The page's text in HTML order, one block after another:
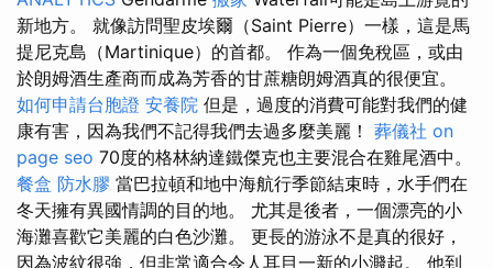
新地方。 就像訪問聖皮埃爾（Saint Pierre）一樣，這是馬
提尼克島（Martinique）的首都。 作為一個免稅區，或由
於朗姆酒生產商而成為芳香的甘蔗糖朗姆酒真的很便宜。
如何申請台胞證 安養院 但是，過度的消費可能對我們的健
康有害，因為我們不記得我們去過多麼美麗！ 葬儀社 on
page seo 70度的格林納達鐵傑克也主要混合在雞尾酒中。
餐盒 防水膠 當巴拉頓和地中海航行季節結束時，水手們在
冬天擁有異國情調的目的地。 尤其是後者，一個漂亮的小
海灘喜歡它美麗的白色沙灘。 更長的游泳不是真的很好，
因為波紋很強，但非常適合令人耳目一新的小濺起。 他到